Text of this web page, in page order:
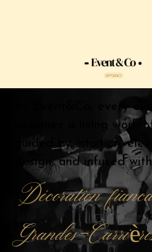
At Event&Co, every
becomes a living work
guided by intuition,
design, and infused
Décoration
Grandes-